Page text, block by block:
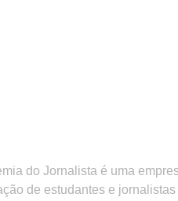
do Jornalista é uma
de estudantes e